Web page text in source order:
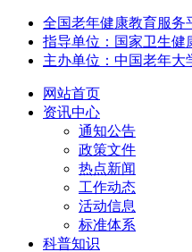
全国老年健康教育服务
指导单位：国家卫生健
主办单位：中国老年大
网站首页
资讯中心
通知公告
政策文件
热点新闻
工作动态
活动信息
标准体系
科普知识